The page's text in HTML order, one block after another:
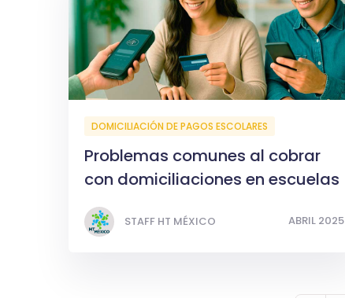
DOMICILIACIÓN DE PAGOS ESCOLARES
Problemas comunes al cobrar
con domiciliaciones en escuelas
STAFF HT MÉXICO ABRIL 2025